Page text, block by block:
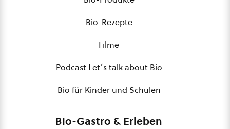
Bio-Rezepte
Filme
Podcast Let´s talk about Bio
Bio für Kinder und Schulen
Bio-Gastro & Erleben